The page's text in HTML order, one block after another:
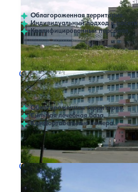
Облагороженная территория.
Индивидуальный подход к
Квалифицированный персонал.
Профилей лечения:2
Санаторий Севмаш
4.65 отзывов
Северодвинск
Облагороженная территория.
Сильная лечебная база.
Комфортабельные номера.
Профилей лечения:7
Нет цен или свободных мест
Выбрать другой
Санаторий имени М.Н.
1 отзыв Красноборск
Нет цен или свободных мест